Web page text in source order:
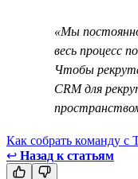
«Мы
весь процесс
Чтобы
CRM для
Как собрать команду с
↩ Назад к статьям